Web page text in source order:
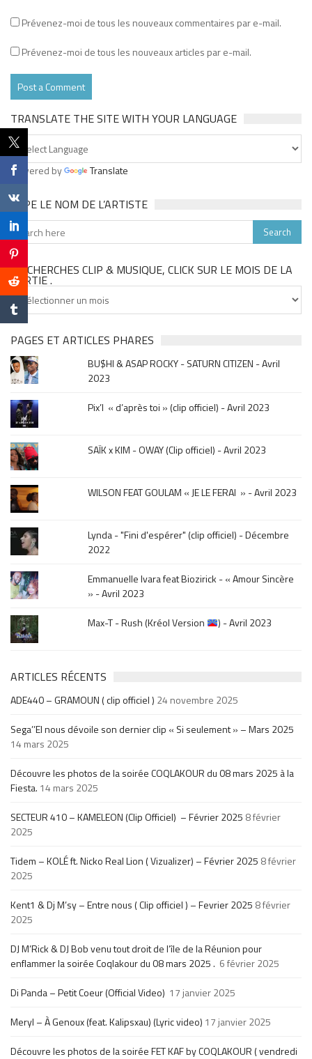
Prévenez-moi de tous les nouveaux commentaires par e-mail.
Prévenez-moi de tous les nouveaux articles par e-mail.
TRANSLATE THE SITE WITH YOUR LANGUAGE
Powered by Translate
TAPE LE NOM DE L’ARTISTE
TU CHERCHES CLIP & MUSIQUE, CLICK SUR LE MOIS DE LA
SORTIE .
Tu
cherches
clip
&
musique,
click
sur
le
mois
de
la
sortie
PAGES ET ARTICLES PHARES
BU$HI & ASAP ROCKY - SATURN CITIZEN - Avril
2023
Pix’l « d’après toi » (clip officiel) - Avril 2023
SAÏK x KIM - OWAY (Clip officiel) - Avril 2023
WILSON FEAT GOULAM « JE LE FERAI » - Avril 2023
Lynda - "Fini d'espérer" (clip officiel) - Décembre
2022
Emmanuelle Ivara feat Biozirick - « Amour Sincère
» - Avril 2023
Max-T - Rush (Kréol Version
) - Avril 2023
ARTICLES RÉCENTS
ADE440 – GRAMOUN ( clip officiel ) 24 novembre 2025
Sega’’El nous dévoile son dernier clip « Si seulement » – Mars 2025
14 mars 2025
Découvre les photos de la soirée COQLAKOUR du 08 mars 2025 à la
Fiesta. 14 mars 2025
SECTEUR 410 – KAMELEON (Clip Officiel) – Février 2025 8 février
2025
Tidem – KOLÉ ft. Nicko Real Lion ( Vizualizer) – Février 2025 8 février
2025
Kent1 & Dj M’sy – Entre nous ( Clip officiel ) – Fevrier 2025 8 février
2025
DJ M’Rick & DJ Bob venu tout droit de l’île de la Réunion pour
enflammer la soirée Coqlakour du 08 mars 2025 . 6 février 2025
Di Panda – Petit Coeur (Official Video) 17 janvier 2025
Meryl – À Genoux (feat. Kalipsxau) (Lyric video) 17 janvier 2025
Découvre les photos de la soirée FET KAF by COQLAKOUR ( vendredi